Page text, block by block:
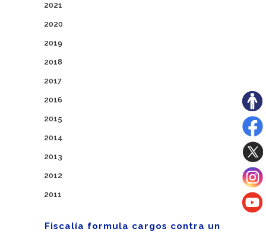
2021
2020
2019
2018
2017
2016
2015
2014
2013
2012
2011
Fiscalía formula cargos contra un